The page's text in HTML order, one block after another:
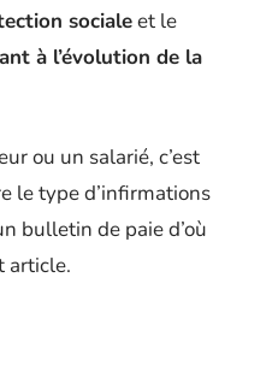
socialeet le
à l’évolution de la
ou un salarié, c’est
le type d’infirmations
bulletin de paie d’où
article.